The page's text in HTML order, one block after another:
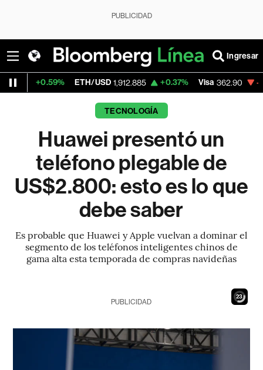
PUBLICIDAD
Ingresar
ETH/USD 1,912.885 +0.37% Visa 362.90 -2.04%
TECNOLOGÍA
Huawei presentó un
teléfono plegable de
US$2.800: esto es lo que
debe saber
Es probable que Huawei y Apple vuelvan a dominar el
segmento de los teléfonos inteligentes chinos de
gama alta esta temporada de compras navideñas
21
PUBLICIDAD